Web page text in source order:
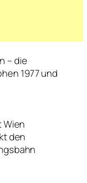
– die
1977 und
Wien
den